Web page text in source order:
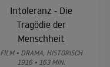
Intoleranz - Die
Tragödie der
Menschheit
FILM • DRAMA, HISTORISCH
1916 • 163 MIN.